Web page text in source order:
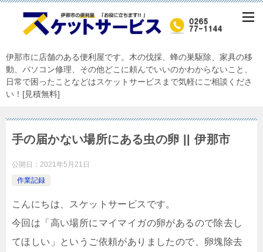
伊那市に店舗のある便利屋です。木の伐採、蜂の巣駆除、家具の移
動、パソコン修理、その他どこに頼んでいいのかわからないこと、
日常で困ったことなどはスケットサービスまで気軽にご相談くださ
い！[見積無料]
手の届かない場所にある虫の卵 || 伊那市
公開日： 2021年5月21日
作業記録
こんにちは、スケットサービスです。
今回は「高い場所にマイマイガの卵があるので除去し
てほしい」というご依頼がありましたので、卵塊除去